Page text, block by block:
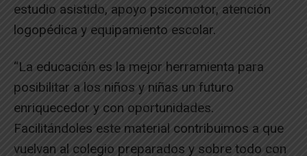
estudio asistido, apoyo psicomotor, atención
logopédica y equipamiento escolar.
“La educación es la mejor herramienta para
posibilitar a los niños y niñas un futuro
enriquecedor y con oportunidades.
Facilitándoles este material contribuimos a que
vuelvan al colegio preparados y sobre todo con